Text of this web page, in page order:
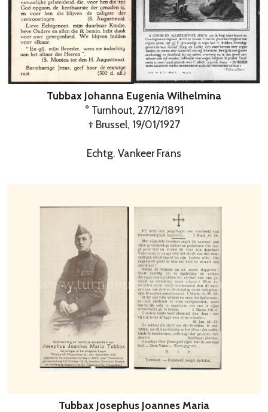
Tubbax Johanna Eugenia Wilhelmina
° Turnhout, 27/12/1891
† Brussel, 19/01/1927
Echtg. Vankeer Frans
Tubbax Josephus Joannes Maria